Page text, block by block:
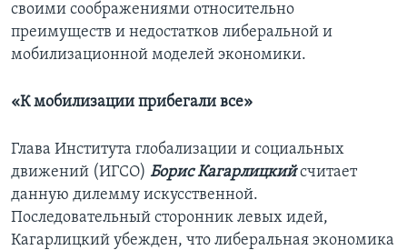
своими соображениями относительно
преимуществ и недостатков либеральной и
мобилизационной моделей экономики.
«К мобилизации прибегали все»
Глава Института глобализации и социальных
движений (ИГСО) Борис Кагарлицкийсчитает
данную дилемму искусственной.
Последовательный сторонник левых идей,
Кагарлицкий убежден, что либеральная экономика